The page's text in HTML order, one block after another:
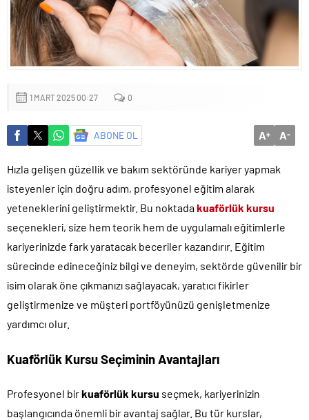
Başkan Altay: ‘Bosna Hersek Mahallemizdeki Fera Şubemizi
bu yıl itibariyle açmayı planlıyoruz’
1 MART 2025 00:27 0
ABONE OL A+ A-
Hızla gelişen güzellik ve bakım sektöründe kariyer yapmak
isteyenler için doğru adım, profesyonel eğitim alarak
yeteneklerini geliştirmektir. Bu noktadakuaförlük kursu
seçenekleri, size hem teorik hem de uygulamalı eğitimlerle
kariyerinizde fark yaratacak beceriler kazandırır. Eğitim
sürecinde edineceğiniz bilgi ve deneyim, sektörde güvenilir bir
isim olarak öne çıkmanızı sağlayacak, yaratıcı fikirler
geliştirmenize ve müşteri portföyünüzü genişletmenize
yardımcı olur.
Kuaförlük Kursu Seçiminin Avantajları
Profesyonel birkuaförlük kursu seçmek, kariyerinizin
başlangıcında önemli bir avantaj sağlar. Bu tür kurslar,